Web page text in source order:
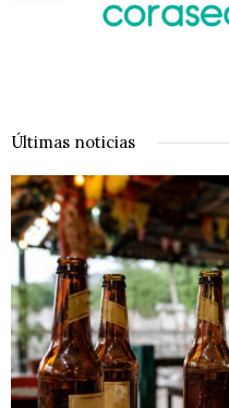
Últimas noticias